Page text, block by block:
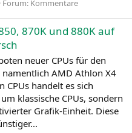
Forum: Kommentare
870K und 880K auf
neuer CPUs für den
AMD Athlon X4
CPUs handelt es sich
klassische CPUs, sondern
Grafik-Einheit. Diese